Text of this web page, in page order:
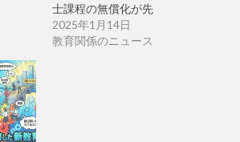
士課程の無償化が先
2025年1月14日
教育関係のニュース